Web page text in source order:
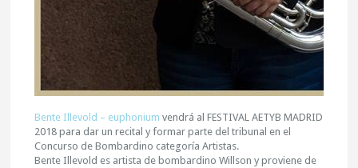
Bente Illevold – euphonium vendrá al FESTIVAL AETYB MADRID
2018 para dar un recital y formar parte del tribunal en el
Concurso de Bombardino categoría Artistas.
Bente Illevold es artista de bombardino Willson y proviene de